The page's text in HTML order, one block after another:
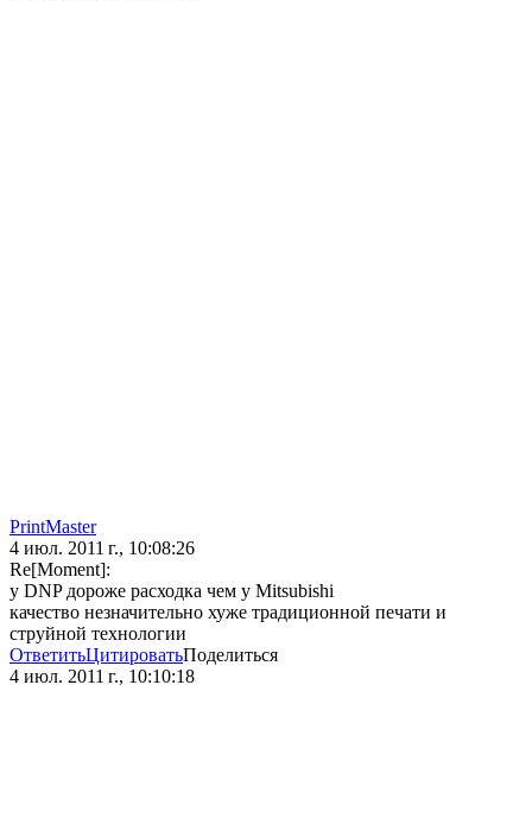
PrintMaster
4 июл. 2011 г., 10:08:26
Re[Moment]:
у DNP дороже расходка чем у Mitsubishi
качество незначительно хуже традиционной печати и
струйной технологии
ОтветитьЦитироватьПоделиться
4 июл. 2011 г., 10:10:18